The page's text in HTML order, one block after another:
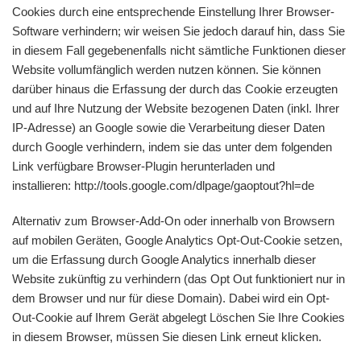
Cookies durch eine entsprechende Einstellung Ihrer Browser-
Software verhindern; wir weisen Sie jedoch darauf hin, dass Sie
in diesem Fall gegebenenfalls nicht sämtliche Funktionen dieser
Website vollumfänglich werden nutzen können. Sie können
darüber hinaus die Erfassung der durch das Cookie erzeugten
und auf Ihre Nutzung der Website bezogenen Daten (inkl. Ihrer
IP-Adresse) an Google sowie die Verarbeitung dieser Daten
durch Google verhindern, indem sie das unter dem folgenden
Link verfügbare Browser-Plugin herunterladen und
installieren: http://tools.google.com/dlpage/gaoptout?hl=de
Alternativ zum Browser-Add-On oder innerhalb von Browsern
auf mobilen Geräten, Google Analytics Opt-Out-Cookie setzen,
um die Erfassung durch Google Analytics innerhalb dieser
Website zukünftig zu verhindern (das Opt Out funktioniert nur in
dem Browser und nur für diese Domain). Dabei wird ein Opt-
Out-Cookie auf Ihrem Gerät abgelegt Löschen Sie Ihre Cookies
in diesem Browser, müssen Sie diesen Link erneut klicken.